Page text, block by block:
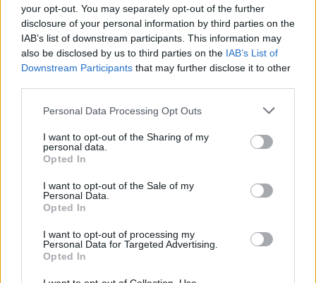
your opt-out. You may separately opt-out of the further
disclosure of your personal information by third parties on the
IAB’s list of downstream participants. This information may
also be disclosed by us to third parties on the IAB’s List of
Downstream Participants that may further disclose it to other
Personal Data Processing Opt Outs
I want to opt-out of the Sharing of my
personal data.
Opted In
I want to opt-out of the Sale of my
Personal Data.
Opted In
I want to opt-out of processing my
Personal Data for Targeted Advertising.
Opted In
ΔΕΙΤΕ ΕΠΙΣΗΣ
ΣΤΗΝ ΙΔΙΑ ΚΑΤΗΓΟΡΙΑ
«Θέλω τον μπαμπά μου»: Το
βίντεο της μεθυσμένης οδηγού